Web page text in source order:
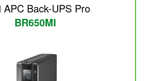
Back-UPS Pro
BR650MI